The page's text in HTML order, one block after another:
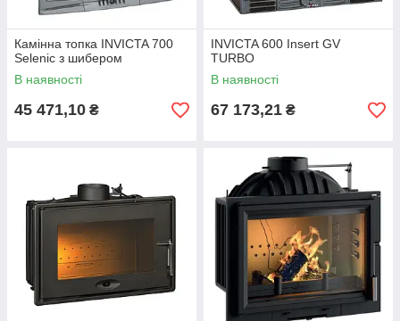
Камінна топка INVICTA 700
Selenic з шибером
В наявності
45 471,10 ₴
INVICTA 600 Insert GV
TURBO
В наявності
67 173,21 ₴